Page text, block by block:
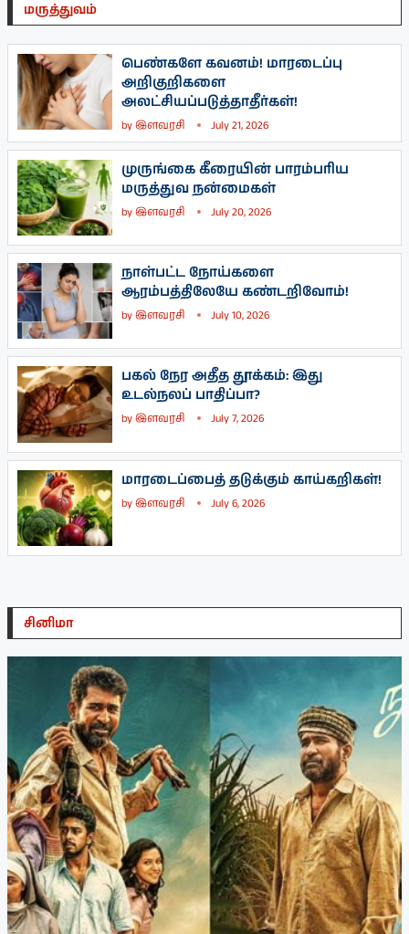
மருத்துவம்
பெண்களே கவனம்! மாரடைப்பு
அறிகுறிகளை
அலட்சியப்படுத்தாதீர்கள்!
byஇளவரசி July 21, 2026
முருங்கை கீரையின் பாரம்பரிய
மருத்துவ நன்மைகள்
byஇளவரசி July 20, 2026
நாள்பட்ட நோய்களை
ஆரம்பத்திலேயே கண்டறிவோம்!
byஇளவரசி July 10, 2026
பகல் நேர அதீத தூக்கம்: இது
உடல்நலப் பாதிப்பா?
byஇளவரசி July 7, 2026
மாரடைப்பைத் தடுக்கும் காய்கறிகள்!
byஇளவரசி July 6, 2026
சினிமா